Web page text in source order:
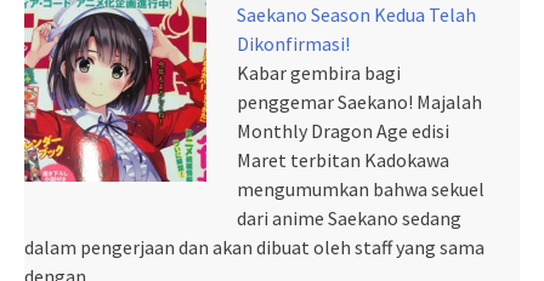
Saekano Season Kedua Telah
Dikonfirmasi!
Kabar gembira bagi
penggemar Saekano! Majalah
Monthly Dragon Age edisi
Maret terbitan Kadokawa
mengumumkan bahwa sekuel
dari anime Saekano sedang
dalam pengerjaan dan akan dibuat oleh staff yang sama